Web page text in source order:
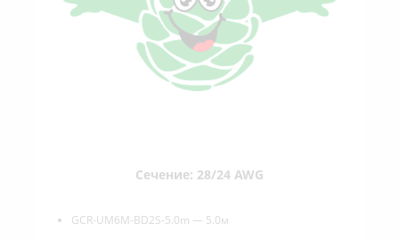
Сечение: 28/24 AWG
GCR-UM6M-BD2S-5.0m — 5.0м